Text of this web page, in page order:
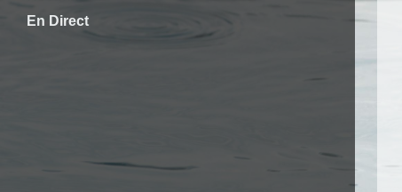
En Direct